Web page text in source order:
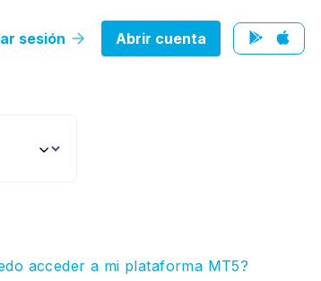
sesión Abrir cuenta
acceder a mi plataforma MT5?